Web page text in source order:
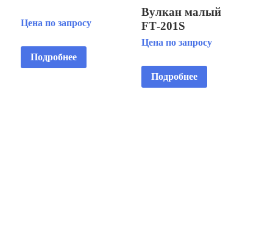
Цена по запросу
Подробнее
Вулкан малый
FT‑201S
Цена по запросу
Подробнее